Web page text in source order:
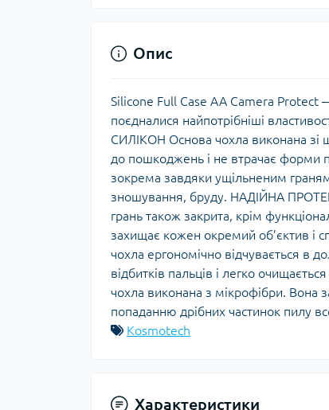
Опис
Silicone Full Case AA Camera Protect
поєдналися найпотрібніші
СИЛІКОН Основа чохла виконана зі
до пошкоджень і не втрачає форми
зокрема завдяки ущільненим
зношування, бруду. НАДІЙНА
грань також закрита, крім
захищає кожен окремий об’єктив
чохла ергономічно відчувається в
відбитків пальців і легко
чохла виконана з мікрофібри. Вона
попаданню дрібних частинок пилу
Kosmotech
Характеристики